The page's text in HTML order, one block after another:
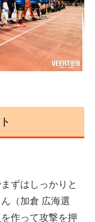
ずはしっかりと
（加倉 広海選
作って攻撃を押